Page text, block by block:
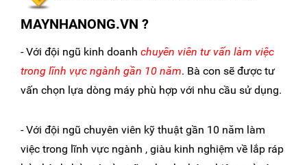
MAYNHANONG.VN ?
- Với đội ngũ kinh doanh chuyên viên tư vấn làm việc
trong lĩnh vực ngành gần 10 năm. Bà con sẽ được tư
vấn chọn lựa dòng máy phù hợp với nhu cầu sử dụng.
- Với đội ngũ chuyên viên kỹ thuật gần 10 năm làm
việc trong lĩnh vực ngành , giàu kinh nghiệm về lắp ráp